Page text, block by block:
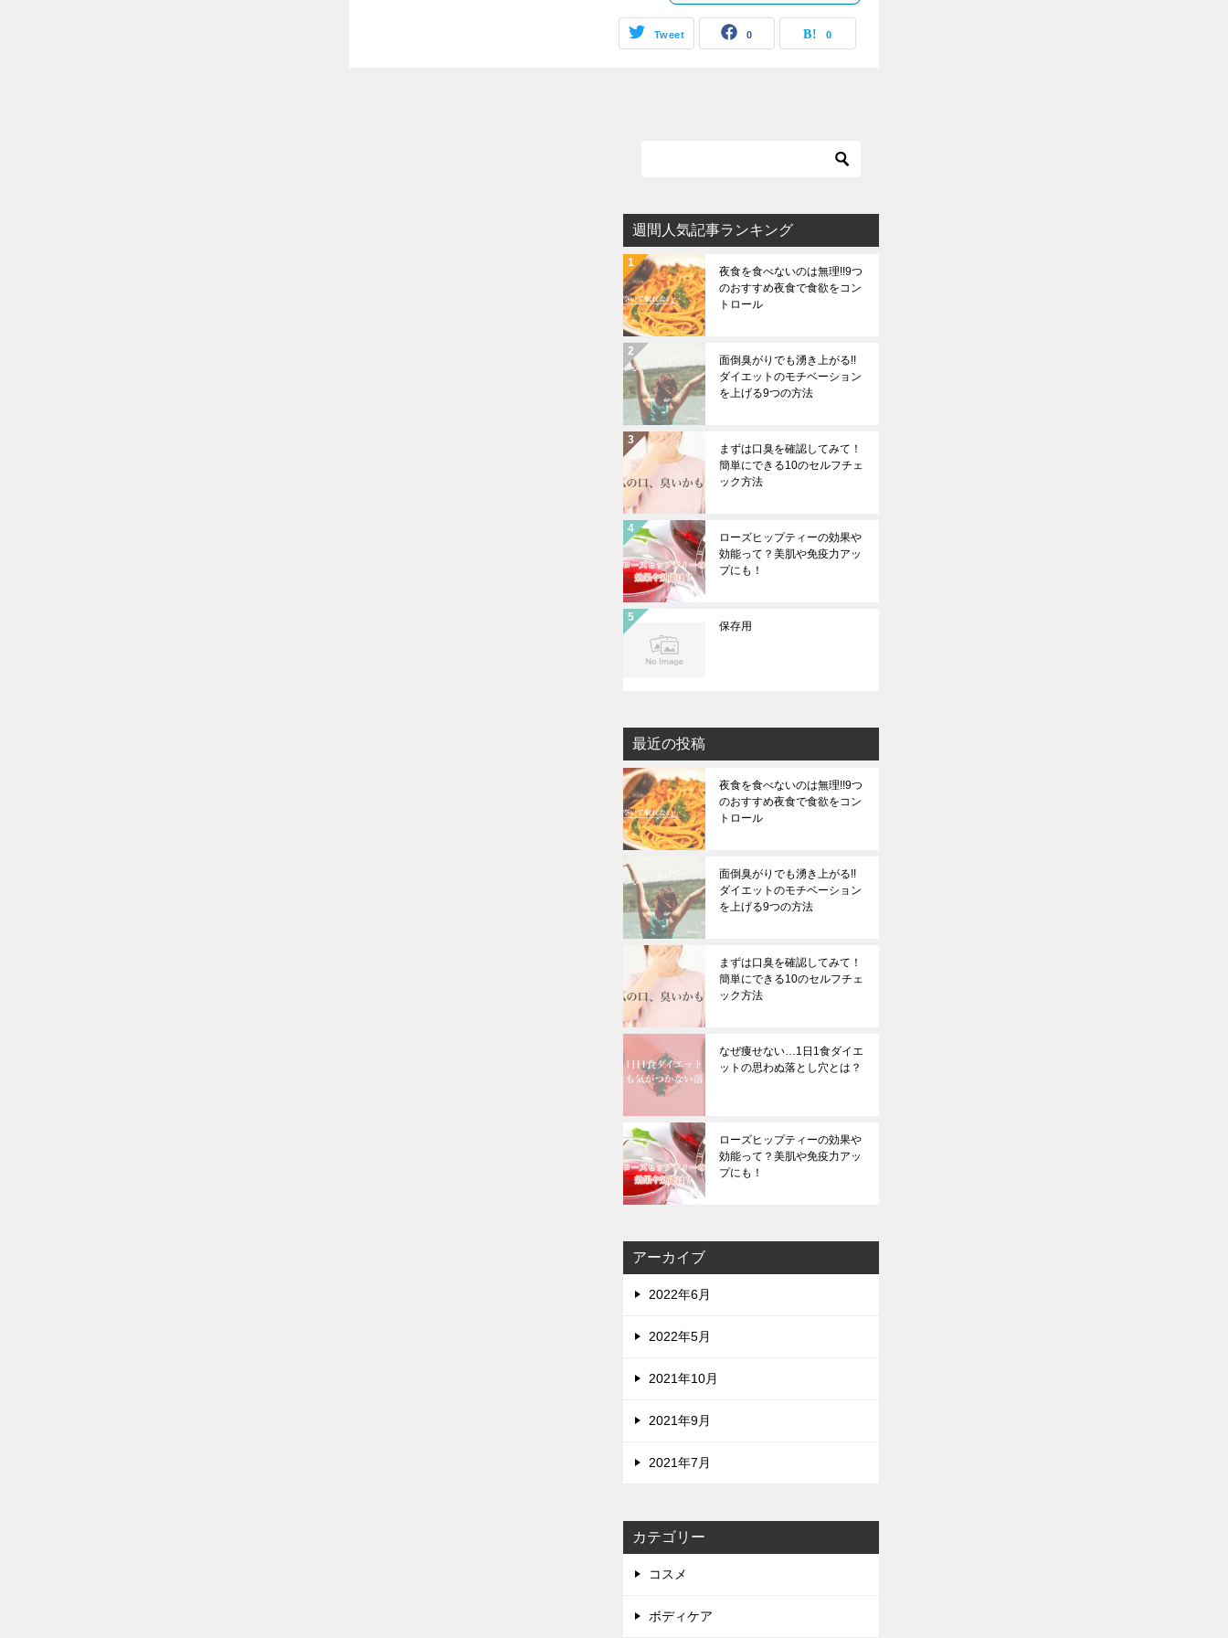
Tweet 0 0
週間人気記事ランキング
夜食を食べないのは無理!!9つ
のおすすめ夜食で食欲をコン
トロール
面倒臭がりでも湧き上がる!!
ダイエットのモチベーション
を上げる9つの方法
まずは口臭を確認してみて！
簡単にできる10のセルフチェ
ック方法
ローズヒップティーの効果や
効能って？美肌や免疫力アッ
プにも！
保存用
最近の投稿
夜食を食べないのは無理!!9つ
のおすすめ夜食で食欲をコン
トロール
面倒臭がりでも湧き上がる!!
ダイエットのモチベーション
を上げる9つの方法
まずは口臭を確認してみて！
簡単にできる10のセルフチェ
ック方法
なぜ痩せない…1日1食ダイエ
ットの思わぬ落とし穴とは？
ローズヒップティーの効果や
効能って？美肌や免疫力アッ
プにも！
アーカイブ
2022年6月
2022年5月
2021年10月
2021年9月
2021年7月
カテゴリー
コスメ
ボディケア